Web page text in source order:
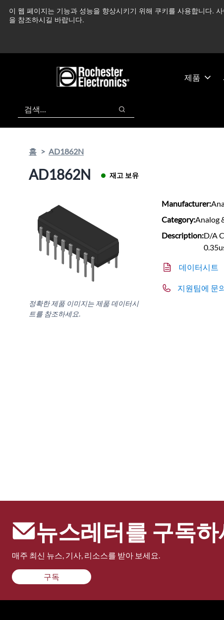
이 웹 페이지는 기능과 성능을 향상시키기 위해 쿠키를 사용합니다.
을 참조하시길 바랍니다.
츠
건
중동 지역 상황을 지
제품
검색
검색
홈 AD1862N
AD1862N 재고 보유
정확한 제품 이미지는 제품 데이터시
트를 참조하세요.
Manufacturer:
Category:Analog
Description:D/A
데이터시트
지원팀에 문
뉴스레터를 구독
매주 최신 뉴스, 기사, 리소스를 받아 보세요.
구독